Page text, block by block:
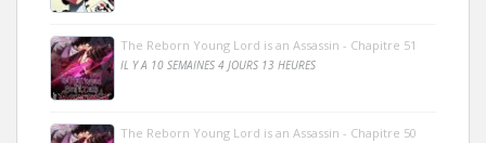
The Reborn Young Lord is an Assassin - Chapitre 51
IL Y A 10 SEMAINES 4 JOURS 13 HEURES
The Reborn Young Lord is an Assassin - Chapitre 50